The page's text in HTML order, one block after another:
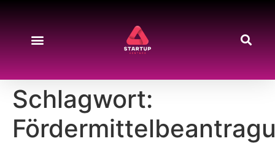
Schlagwort: